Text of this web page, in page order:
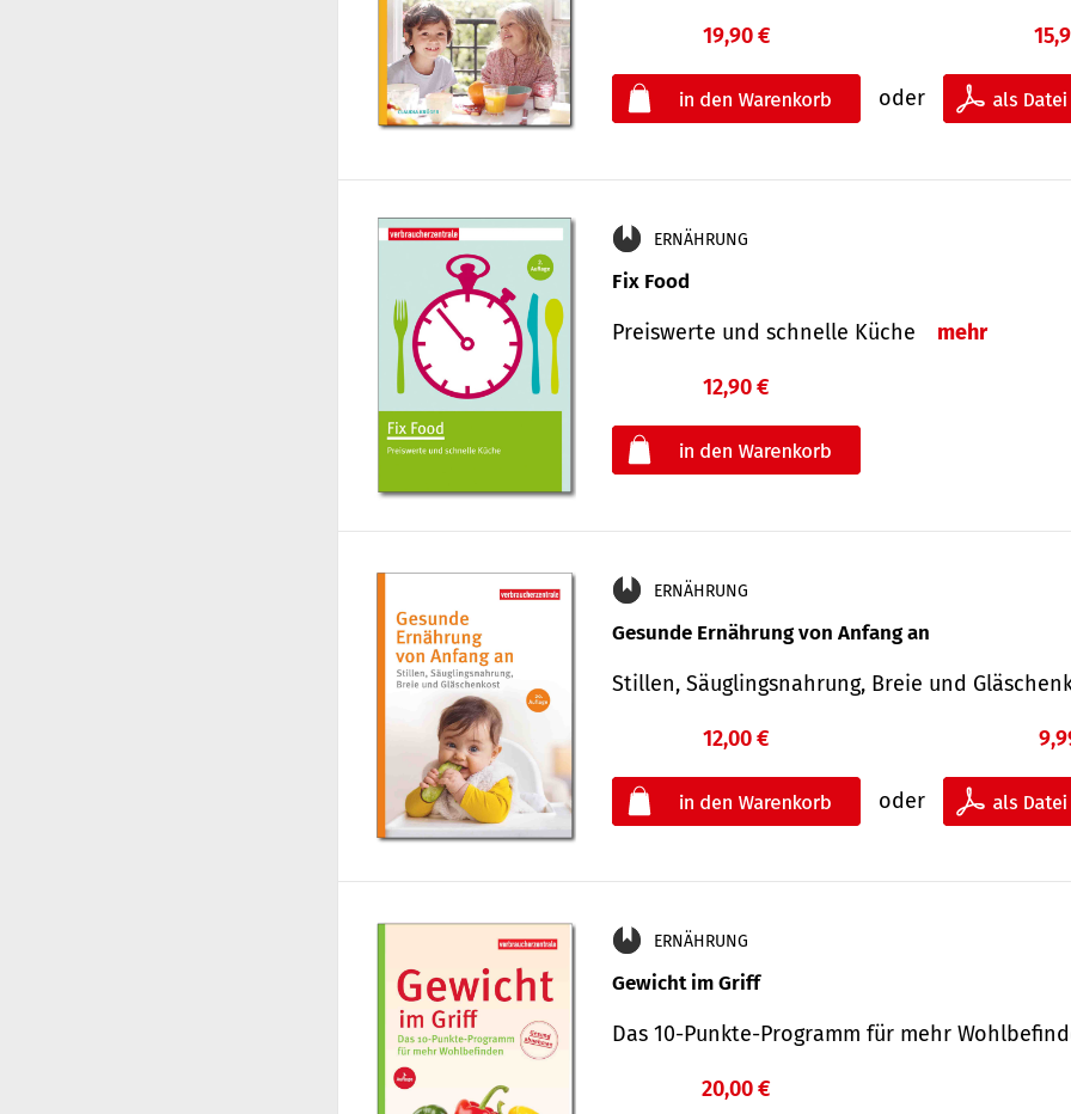
19,90 €
oder
ERNÄHRUNG
Fix Food
Preiswerte und schnelle Küche mehr
12,90 €
ERNÄHRUNG
Gesunde Ernährung von Anfang an
Stillen, Säuglingsnahrung, Breie und
12,00 €
oder
ERNÄHRUNG
Gewicht im Griff
Das 10-Punkte-Programm für mehr
20,00 €